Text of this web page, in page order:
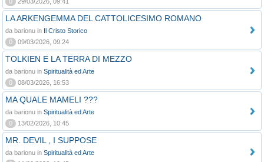
LA ARKENGEMMA DEL CATTOLICESIMO ROMANO
da barionu in Il Cristo Storico
0
09/03/2026, 09:24
TOLKIEN E LA TERRA DI MEZZO
da barionu in Spiritualità ed Arte
0
08/03/2026, 16:53
MA QUALE MAMELI ???
da barionu in Spiritualità ed Arte
0
13/02/2026, 10:45
MR. DEVIL , I SUPPOSE
da barionu in Spiritualità ed Arte